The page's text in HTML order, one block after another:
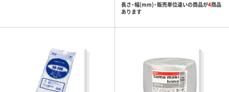
長さ・幅(mm)・販売単位違いの商品が4商品
あります